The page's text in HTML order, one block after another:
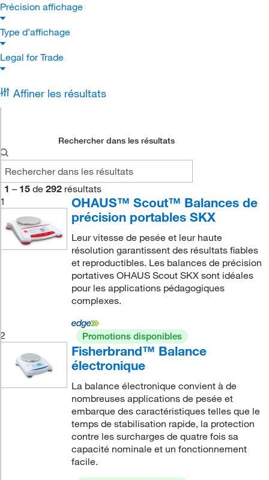
Précision affichage
Type d’affichage
Legal for Trade
Affiner les résultats
Rechercher dans les résultats
1 – 15 de 292 résultats
1
OHAUS™ Scout™ Balances de
précision portables SKX
Leur vitesse de pesée et leur haute
résolution garantissent des résultats fiables
et reproductibles. Les balances de précision
portatives OHAUS Scout SKX sont idéales
pour les applications pédagogiques
complexes.
2 Promotions disponibles
Fisherbrand™ Balance
électronique
La balance électronique convient à de
nombreuses applications de pesée et
embarque des caractéristiques telles que le
temps de stabilisation rapide, la protection
contre les surcharges de quatre fois sa
capacité nominale et un fonctionnement
facile.